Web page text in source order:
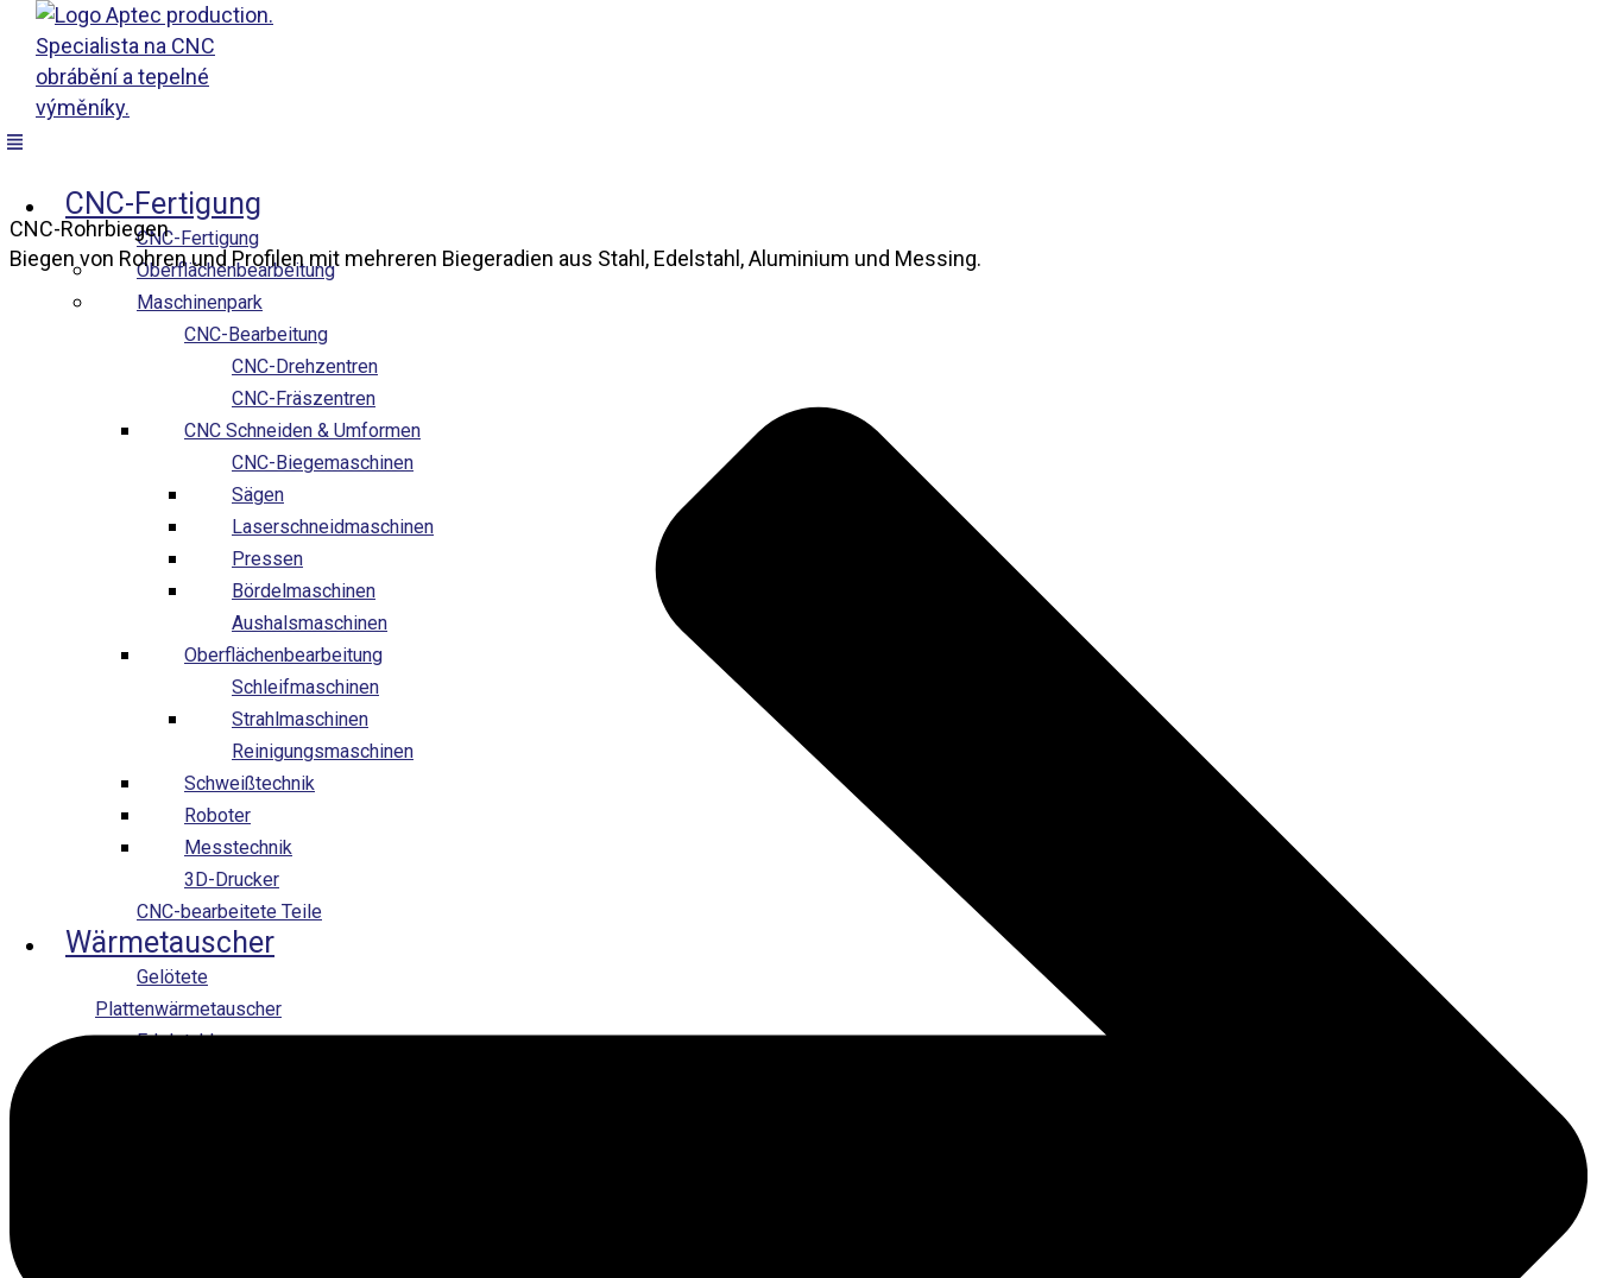
Přeskočit
obsah
Menü
CNC-Fertigung
CNC-Fertigung
Oberflächenbearbeitung
Maschinenpark
CNC-Bearbeitung
CNC-Drehzentren
CNC-Fräszentren
CNC Schneiden & Umformen
CNC-Biegemaschinen
Sägen
Laserschneidmaschinen
Pressen
Bördelmaschinen
Aushalsmaschinen
Oberflächenbearbeitung
Schleifmaschinen
Strahlmaschinen
Reinigungsmaschinen
Schweißtechnik
Roboter
Messtechnik
3D-Drucker
CNC-bearbeitete Teile
Wärmetauscher
Gelötete
Plattenwärmetauscher
Edelstahl
CNC-Rohrbiegen
Biegen von Rohren und Profilen mit mehreren Biegeradien aus Stahl, Edelstahl, Aluminium und Messing.